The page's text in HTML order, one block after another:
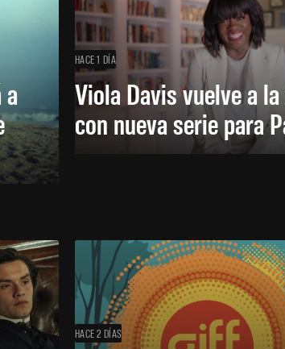
HACE 1 DÍA
Viola Davis vuelve a
con nueva serie para
HACE 2 DÍAS